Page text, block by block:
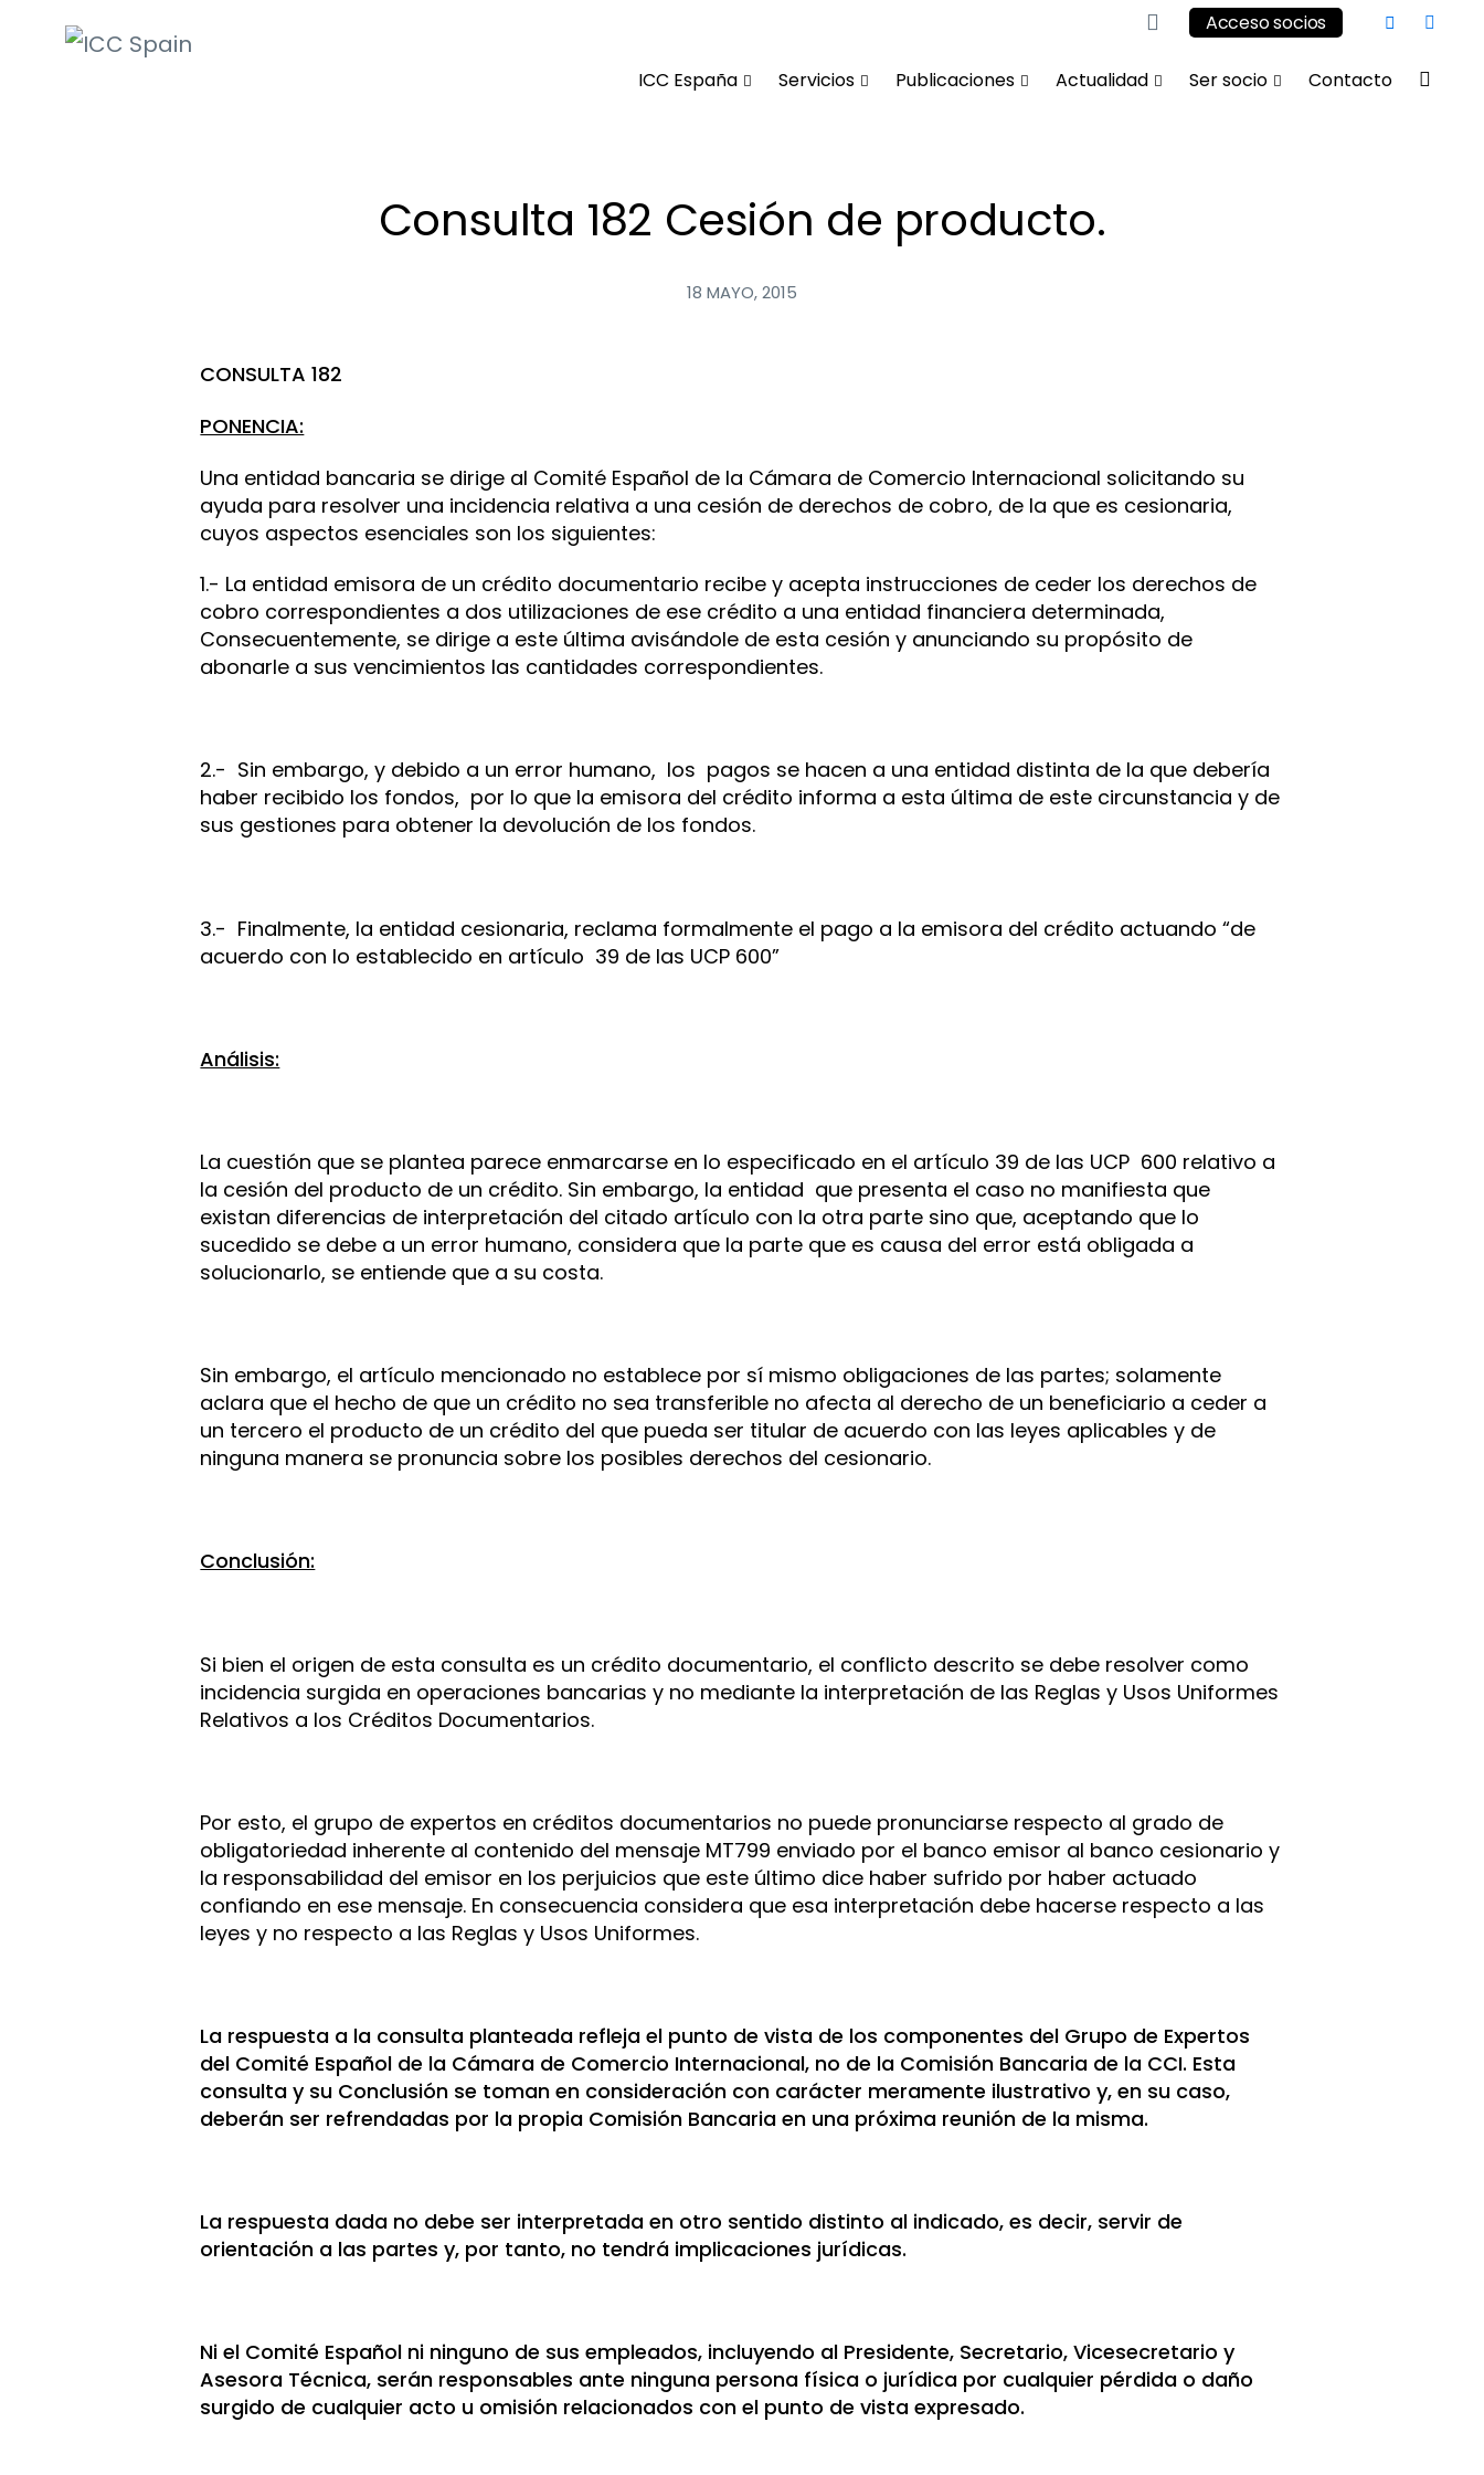
Acceso socios
ICC España Servicios Publicaciones Actualidad Ser socio Contacto
Consulta 182 Cesión de producto.
18 MAYO, 2015
CONSULTA 182
PONENCIA:
Una entidad bancaria se dirige al Comité Español de la Cámara de Comercio Internacional solicitando su
ayuda para resolver una incidencia relativa a una cesión de derechos de cobro, de la que es cesionaria,
cuyos aspectos esenciales son los siguientes:
1.- La entidad emisora de un crédito documentario recibe y acepta instrucciones de ceder los derechos de
cobro correspondientes a dos utilizaciones de ese crédito a una entidad financiera determinada,
Consecuentemente, se dirige a este última avisándole de esta cesión y anunciando su propósito de
abonarle a sus vencimientos las cantidades correspondientes.
2.- Sin embargo, y debido a un error humano, los pagos se hacen a una entidad distinta de la que debería
haber recibido los fondos, por lo que la emisora del crédito informa a esta última de este circunstancia y de
sus gestiones para obtener la devolución de los fondos.
3.- Finalmente, la entidad cesionaria, reclama formalmente el pago a la emisora del crédito actuando “de
acuerdo con lo establecido en artículo 39 de las UCP 600”
Análisis:
La cuestión que se plantea parece enmarcarse en lo especificado en el artículo 39 de las UCP 600 relativo a
la cesión del producto de un crédito. Sin embargo, la entidad que presenta el caso no manifiesta que
existan diferencias de interpretación del citado artículo con la otra parte sino que, aceptando que lo
sucedido se debe a un error humano, considera que la parte que es causa del error está obligada a
solucionarlo, se entiende que a su costa.
Sin embargo, el artículo mencionado no establece por sí mismo obligaciones de las partes; solamente
aclara que el hecho de que un crédito no sea transferible no afecta al derecho de un beneficiario a ceder a
un tercero el producto de un crédito del que pueda ser titular de acuerdo con las leyes aplicables y de
ninguna manera se pronuncia sobre los posibles derechos del cesionario.
Conclusión:
Si bien el origen de esta consulta es un crédito documentario, el conflicto descrito se debe resolver como
incidencia surgida en operaciones bancarias y no mediante la interpretación de las Reglas y Usos Uniformes
Relativos a los Créditos Documentarios.
Por esto, el grupo de expertos en créditos documentarios no puede pronunciarse respecto al grado de
obligatoriedad inherente al contenido del mensaje MT799 enviado por el banco emisor al banco cesionario y
la responsabilidad del emisor en los perjuicios que este último dice haber sufrido por haber actuado
confiando en ese mensaje. En consecuencia considera que esa interpretación debe hacerse respecto a las
leyes y no respecto a las Reglas y Usos Uniformes.
La respuesta a la consulta planteada refleja el punto de vista de los componentes del Grupo de Expertos
del Comité Español de la Cámara de Comercio Internacional, no de la Comisión Bancaria de la CCI. Esta
consulta y su Conclusión se toman en consideración con carácter meramente ilustrativo y, en su caso,
deberán ser refrendadas por la propia Comisión Bancaria en una próxima reunión de la misma.
La respuesta dada no debe ser interpretada en otro sentido distinto al indicado, es decir, servir de
orientación a las partes y, por tanto, no tendrá implicaciones jurídicas.
Ni el Comité Español ni ninguno de sus empleados, incluyendo al Presidente, Secretario, Vicesecretario y
Asesora Técnica, serán responsables ante ninguna persona física o jurídica por cualquier pérdida o daño
surgido de cualquier acto u omisión relacionados con el punto de vista expresado.